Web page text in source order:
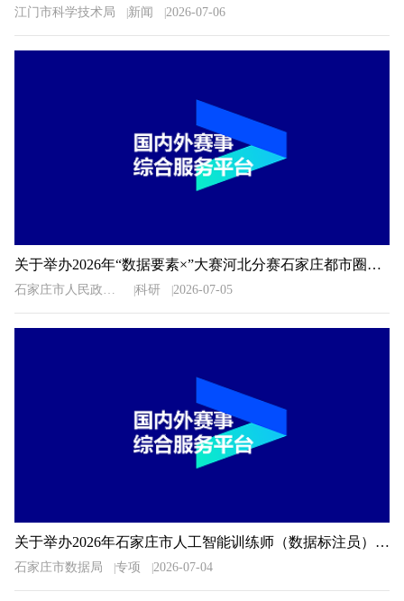
江门市科学技术局 新闻 2026-07-06
关于举办2026年“数据要素×”大赛河北分赛石家庄都市圈地方赛的通知
石家庄市人民政府办公室 科研 2026-07-05
关于举办2026年石家庄市人工智能训练师（数据标注员）职业技能大赛的通知
石家庄市数据局 专项 2026-07-04